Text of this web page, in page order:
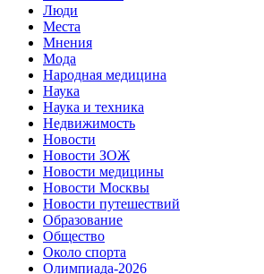
Люди
Места
Мнения
Мода
Народная медицина
Наука
Наука и техника
Недвижимость
Новости
Новости ЗОЖ
Новости медицины
Новости Москвы
Новости путешествий
Образование
Общество
Около спорта
Олимпиада-2026